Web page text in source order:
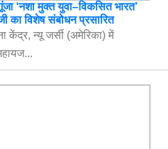
‘नशा मुक्त युवा–विकसित भारत’
का विशेष संबोधन प्रसारित
केंद्र, न्यू जर्सी (अमेरिका) में